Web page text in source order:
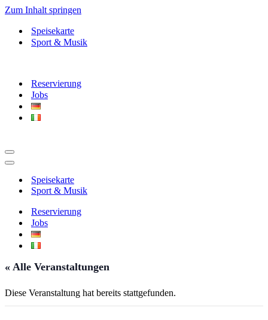
Zum Inhalt springen
Speisekarte
Sport & Musik
Reservierung
Jobs
Navigationsmenü
Navigationsmenü
Speisekarte
Sport & Musik
Reservierung
Jobs
« Alle Veranstaltungen
Diese Veranstaltung hat bereits stattgefunden.